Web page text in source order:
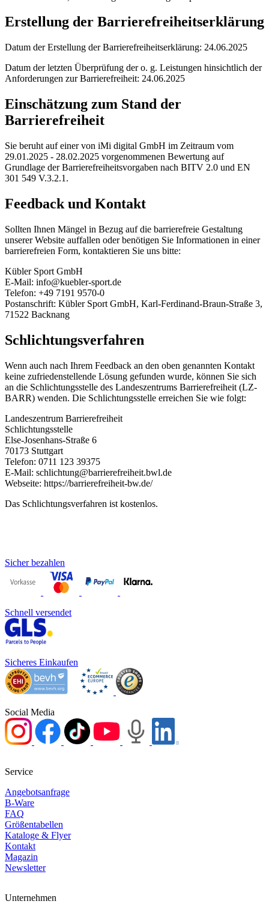
Erstellung der Barrierefreiheitserklärung
Datum der Erstellung der Barrierefreiheitserklärung: 24.06.2025
Datum der letzten Überprüfung der o. g. Leistungen hinsichtlich der
Anforderungen zur Barrierefreiheit: 24.06.2025
Einschätzung zum Stand der
Barrierefreiheit
Sie beruht auf einer von iMi digital GmbH im Zeitraum vom
29.01.2025 - 28.02.2025 vorgenommenen Bewertung auf
Grundlage der Barrierefreiheitsvorgaben nach BITV 2.0 und EN
301 549 V.3.2.1.
Feedback und Kontakt
Sollten Ihnen Mängel in Bezug auf die barrierefreie Gestaltung
unserer Website auffallen oder benötigen Sie Informationen in einer
barrierefreien Form, kontaktieren Sie uns bitte:
Kübler Sport GmbH
E-Mail: info@kuebler-sport.de
Telefon: +49 7191 9570-0
Postanschrift: Kübler Sport GmbH, Karl-Ferdinand-Braun-Straße 3,
71522 Backnang
Schlichtungsverfahren
Wenn auch nach Ihrem Feedback an den oben genannten Kontakt
keine zufriedenstellende Lösung gefunden wurde, können Sie sich
an die Schlichtungsstelle des Landeszentrums Barrierefreiheit (LZ-
BARR) wenden. Die Schlichtungsstelle erreichen Sie wie folgt:
Landeszentrum Barrierefreiheit
Schlichtungsstelle
Else-Josenhans-Straße 6
70173 Stuttgart
Telefon: 0711 123 39375
E-Mail: schlichtung@barrierefreiheit.bwl.de
Webseite: https://barrierefreiheit-bw.de/
Das Schlichtungsverfahren ist kostenlos.
Sicher bezahlen
Schnell versendet
Sicheres Einkaufen
Social Media
Service
Angebotsanfrage
B-Ware
FAQ
Größentabellen
Kataloge & Flyer
Kontakt
Magazin
Newsletter
Unternehmen